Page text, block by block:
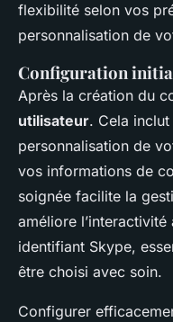
flexibilité selon vos
personnalisation de
Configuration
Après la création du
utilisateur. Cela inclut
personnalisation de
vos informations de
soignée facilite la
améliore
identifiant Skype,
être choisi avec soin.
Configurer